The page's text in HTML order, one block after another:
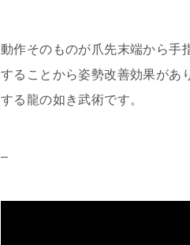
動作そのものが爪先末端から手
することから姿勢改善効果があ
する龍の如き武術です。
–